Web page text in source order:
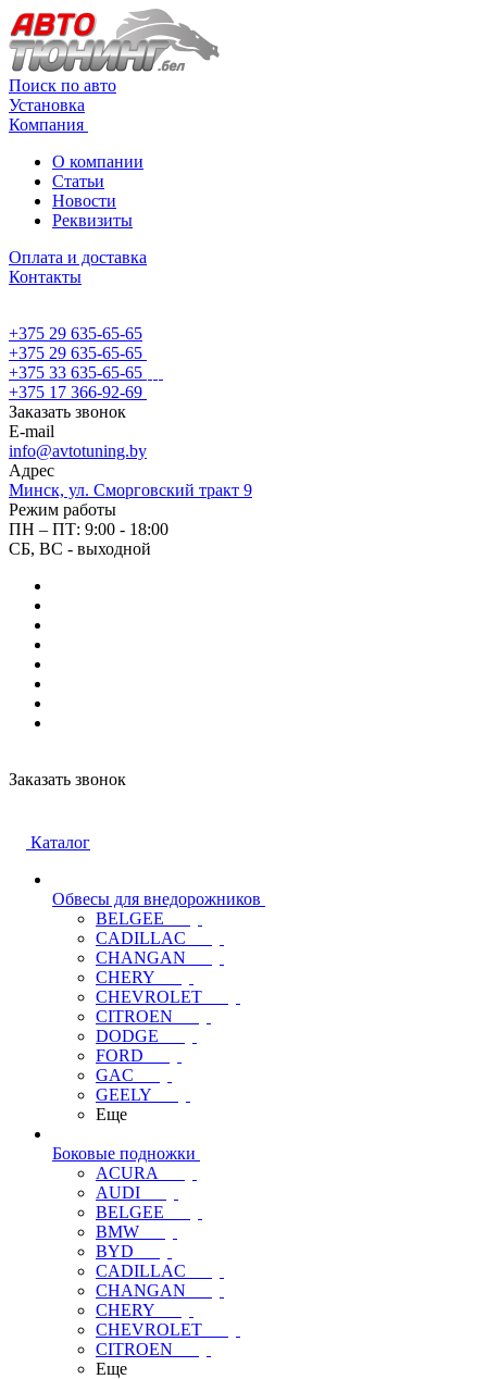
Поиск по авто
Установка
Компания
О компании
Статьи
Новости
Реквизиты
Оплата и доставка
Контакты
+375 29 635-65-65
+375 29 635-65-65
+375 33 635-65-65
+375 17 366-92-69
Заказать звонок
E-mail
info@avtotuning.by
Адрес
Минск, ул. Сморговский тракт 9
Режим работы
ПН – ПТ: 9:00 - 18:00
СБ, ВС - выходной
Заказать звонок
Каталог
Обвесы для внедорожников
BELGEE
CADILLAC
CHANGAN
CHERY
CHEVROLET
CITROEN
DODGE
FORD
GAC
GEELY
Еще
Боковые подножки
ACURA
AUDI
BELGEE
BMW
BYD
CADILLAC
CHANGAN
CHERY
CHEVROLET
CITROEN
Еще